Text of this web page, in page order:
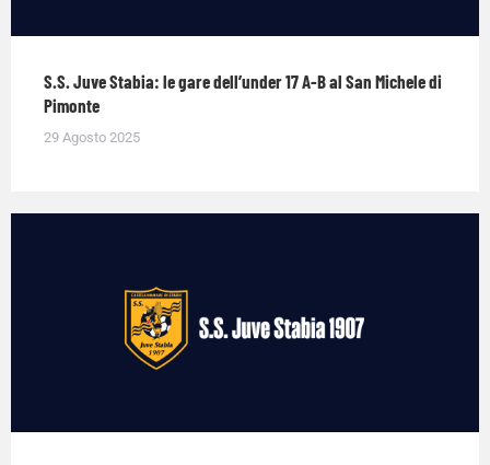
S.S. Juve Stabia: le gare dell’under 17 A-B al San Michele di
Pimonte
29 Agosto 2025